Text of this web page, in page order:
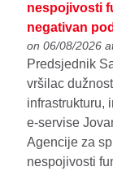
nespojivosti
negativan
on 06/08/2026
Predsjednik
vršilac
infrastrukturu,
e-servise
Agencije za
nespojivosti